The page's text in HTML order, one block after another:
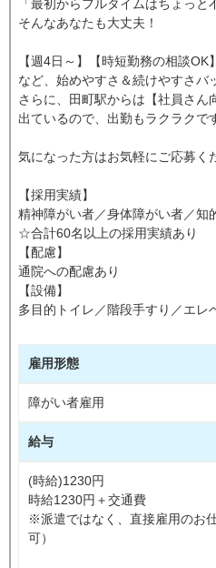
「最初からフルタイムはちょっと
そんなあなたも大丈夫！
【週4日～】【時短勤務の相談OK
など、始めやすさ＆続けやすさバ
さらに、田町駅からは【社員さん
出ているので、出勤もラクラクで
気になった方はお気軽にご応募く
【採用実績】
精神障がい者／身体障がい者／知
☆合計60名以上の採用実績あり
【配慮】
通院への配慮あり
【設備】
多目的トイレ／階段手すり／エレ
雇用形態
障がい者雇用
給与
(時給)1230円
時給1230円＋交通費
※派遣ではなく、直接雇用のお
可）